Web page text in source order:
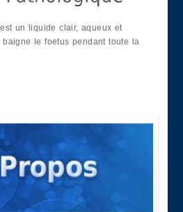
un liquide clair, aqueux et
le foetus pendant toute la